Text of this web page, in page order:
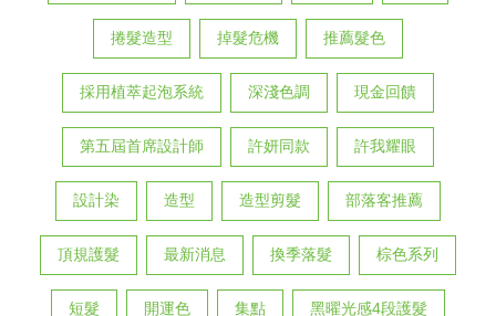
捲髮造型 掉髮危機 推薦髮色
採用植萃起泡系統 深淺色調 現金回饋
第五屆首席設計師 許妍同款 許我耀眼
設計染 造型 造型剪髮 部落客推薦
頂規護髮 最新消息 換季落髮 棕色系列
短髮 開運色 集點 黑曜光感4段護髮